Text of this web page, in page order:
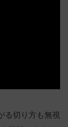
る切り方も無視